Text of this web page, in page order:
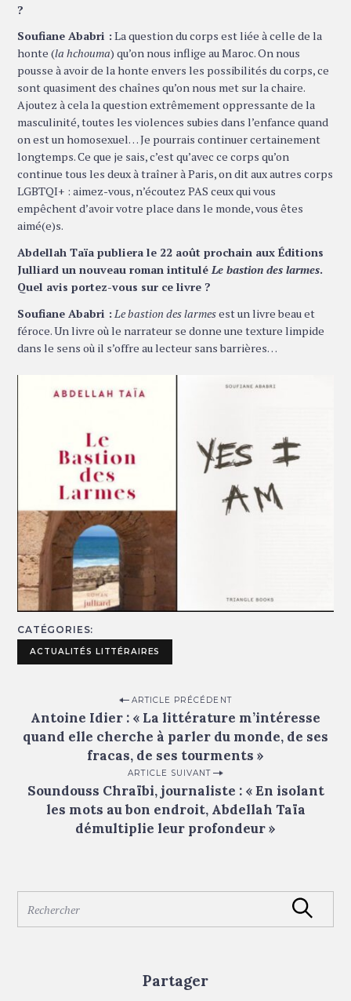
a
Rechercher
Partager
?
Soufiane Ababri : La question du corps est liée à celle de la
honte (la hchouma) qu’on nous inflige au Maroc. On nous
pousse à avoir de la honte envers les possibilités du corps, ce
sont quasiment des chaînes qu’on nous met sur la chaire.
Ajoutez à cela la question extrêmement oppressante de la
masculinité, toutes les violences subies dans l’enfance quand
on est un homosexuel… Je pourrais continuer certainement
longtemps. Ce que je sais, c’est qu’avec ce corps qu’on
continue tous les deux à traîner à Paris, on dit aux autres corps
LGBTQI+ : aimez-vous, n’écoutez PAS ceux qui vous
empêchent d’avoir votre place dans le monde, vous êtes
aimé(e)s.
Abdellah Taïa publiera le 22 août prochain aux Éditions
Julliard un nouveau roman intituléLe bastion des larmes.
Quel avis portez-vous sur ce livre ?
Soufiane Ababri : Le bastion des larmesest un livre beau et
féroce. Un livre où le narrateur se donne une texture limpide
dans le sens où il s’offre au lecteur sans barrières…
CATÉGORIES
ACTUALITÉS LITTÉRAIRES
s
t
ARTICLE PRÉCÉDENT
Antoine Idier : « La littérature m’intéresse
quand elle cherche à parler du monde, de ses
fracas, de ses tourments »
ARTICLE SUIVANT
Soundouss Chraïbi, journaliste : « En isolant
les mots au bon endroit, Abdellah Taïa
démultiplie leur profondeur »